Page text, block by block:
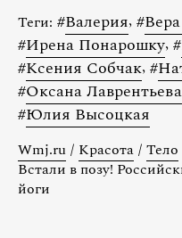
Теги: #Валерия, #
#Ирена Понарошку, #
#Ксения Собчак, #
#Оксана Лаврентьева
#Юлия Высоцкая
Wmj.ru / Красота / Тело
Встали в позу!
йоги